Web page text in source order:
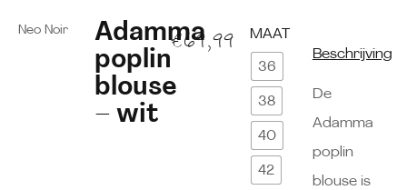
Neo Noir
Adamma
poplin
blouse
– wit
€69,99 MAAT
36
38
40
42
Beschrijving
De
Adamma
poplin
blouse is